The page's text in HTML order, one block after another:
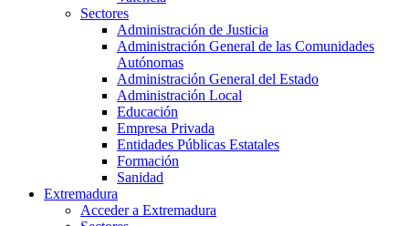
Sectores
Administración de Justicia
Administración General de las Comunidades
Autónomas
Administración General del Estado
Administración Local
Educación
Empresa Privada
Entidades Públicas Estatales
Formación
Sanidad
Extremadura
Acceder a Extremadura